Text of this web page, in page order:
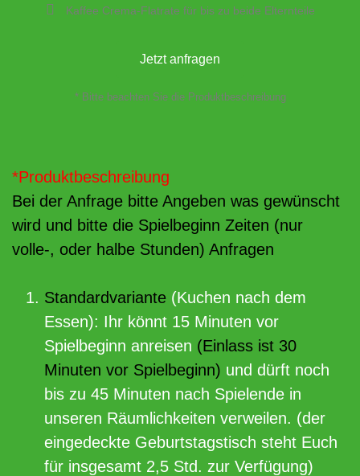
Kaffee Crema-Flatrate für bis zu beide Elternteile
Jetzt anfragen
* Bitte beachten Sie die Produktbeschreibung
*Produktbeschreibung
Bei der Anfrage bitte Angeben was gewünscht
wird und bitte die Spielbeginn Zeiten (nur
volle-, oder halbe Stunden) Anfragen
Standardvariante (Kuchen nach dem
Essen): Ihr könnt 15 Minuten vor
Spielbeginn anreisen (Einlass ist 30
Minuten vor Spielbeginn) und dürft noch
bis zu 45 Minuten nach Spielende in
unseren Räumlichkeiten verweilen. (der
eingedeckte Geburtstagstisch steht Euch
für insgesamt 2,5 Std. zur Verfügung)